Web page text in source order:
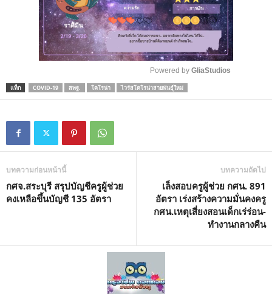
Powered by GliaStudios
แท็ก COVID-19 สพฐ. โคโรน่า ไวรัสโคโรน่าสายพันธุ์ใหม่
บทความก่อนหน้านี้
กศจ.สระบุรี สรุปบัญชีครูผู้ช่วย
คงเหลือขึ้นบัญชี 135 อัตรา
บทความถัดไป
เล็งสอบครูผู้ช่วย กศน. 891
อัตรา เร่งสร้างความมั่นคงครู
กศน.เหตุเสี่ยงสอนเด็กเร่ร่อน-
ทำงานกลางคืน